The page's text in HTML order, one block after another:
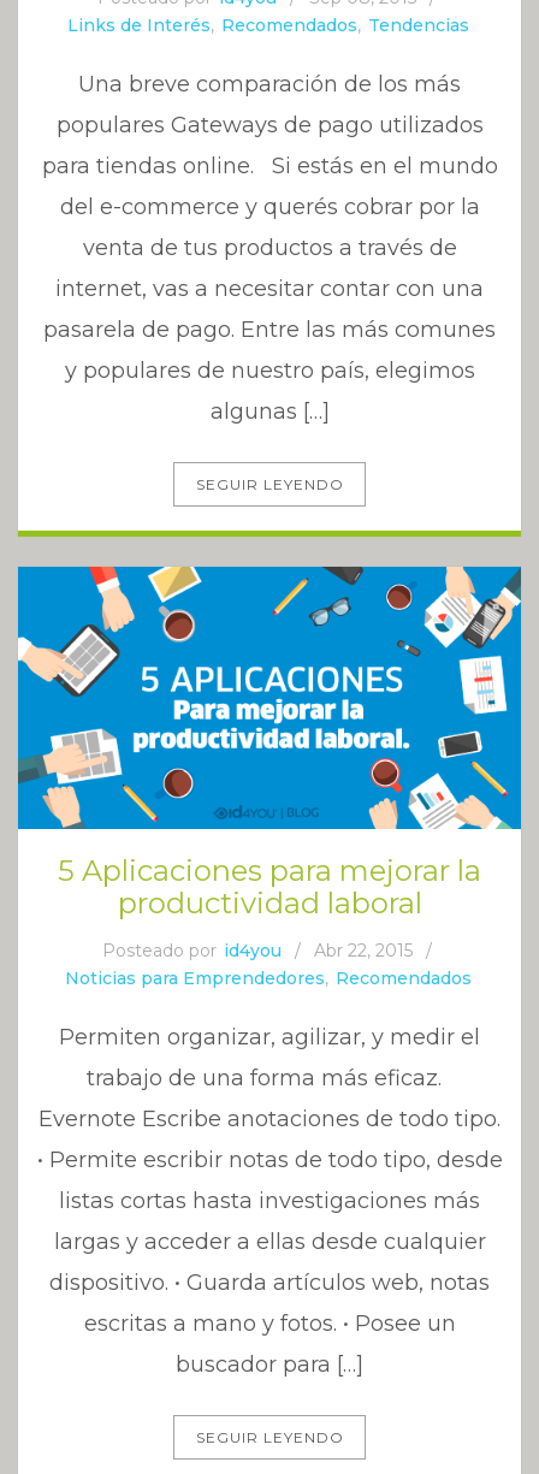
Links de Interés, Recomendados, Tendencias
Una breve comparación de los más
populares Gateways de pago utilizados
para tiendas online. Si estás en el mundo
del e-commerce y querés cobrar por la
venta de tus productos a través de
internet, vas a necesitar contar con una
pasarela de pago. Entre las más comunes
y populares de nuestro país, elegimos
algunas […]
SEGUIR LEYENDO
5 Aplicaciones para mejorar la
productividad laboral
Posteado por id4you / Abr 22, 2015
/
Noticias para Emprendedores, Recomendados
Permiten organizar, agilizar, y medir el
trabajo de una forma más eficaz.
Evernote Escribe anotaciones de todo tipo.
• Permite escribir notas de todo tipo, desde
listas cortas hasta investigaciones más
largas y acceder a ellas desde cualquier
dispositivo. • Guarda artículos web, notas
escritas a mano y fotos. • Posee un
buscador para […]
SEGUIR LEYENDO